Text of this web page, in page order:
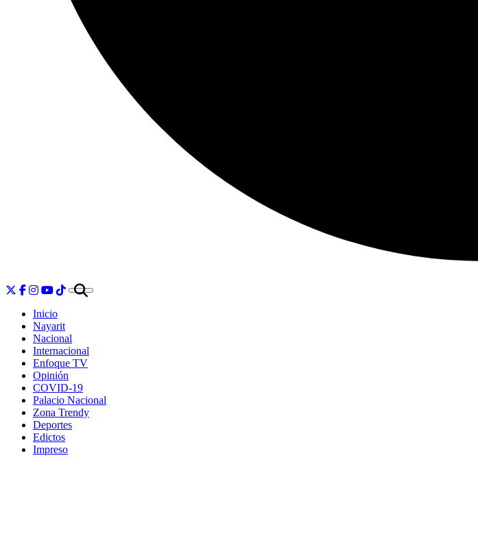
Inicio
Nayarit
Nacional
Internacional
Enfoque TV
Opinión
COVID-19
Palacio Nacional
Zona Trendy
Deportes
Edictos
Impreso